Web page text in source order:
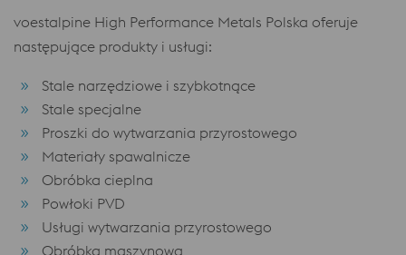
voestalpine High Performance Metals Polska oferuje
następujące produkty i usługi:
Stale narzędziowe i szybkotnące
Stale specjalne
Proszki do wytwarzania przyrostowego
Materiały spawalnicze
Obróbka cieplna
Powłoki PVD
Usługi wytwarzania przyrostowego
Obróbka maszynowa